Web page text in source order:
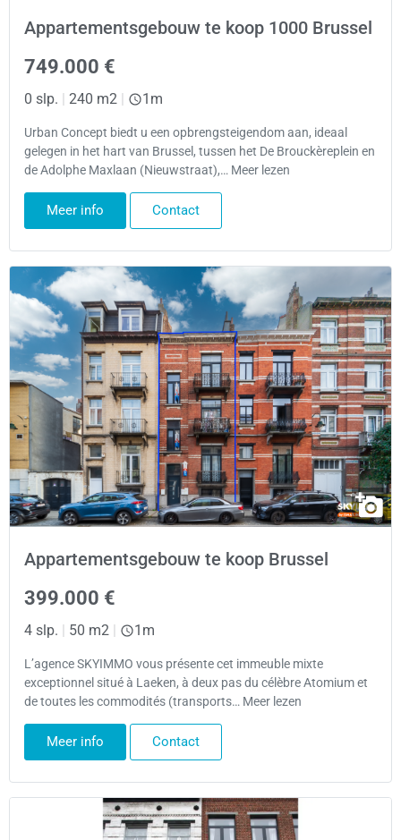
Appartementsgebouw te koop 1000 Brussel
749.000 €
0 slp. 240 m2 1m
Urban Concept biedt u een opbrengsteigendom aan, ideaal
gelegen in het hart van Brussel, tussen het De Brouckèreplein en
de Adolphe Maxlaan (Nieuwstraat),… Meer lezen
Meer info Contact
Appartementsgebouw te koop Brussel
399.000 €
4 slp. | 50 m2 | 1m
L’agence SKYIMMO vous présente cet immeuble mixte
exceptionnel situé à Laeken, à deux pas du célèbre Atomium et
de toutes les commodités (transports… Meer lezen
Meer info Contact